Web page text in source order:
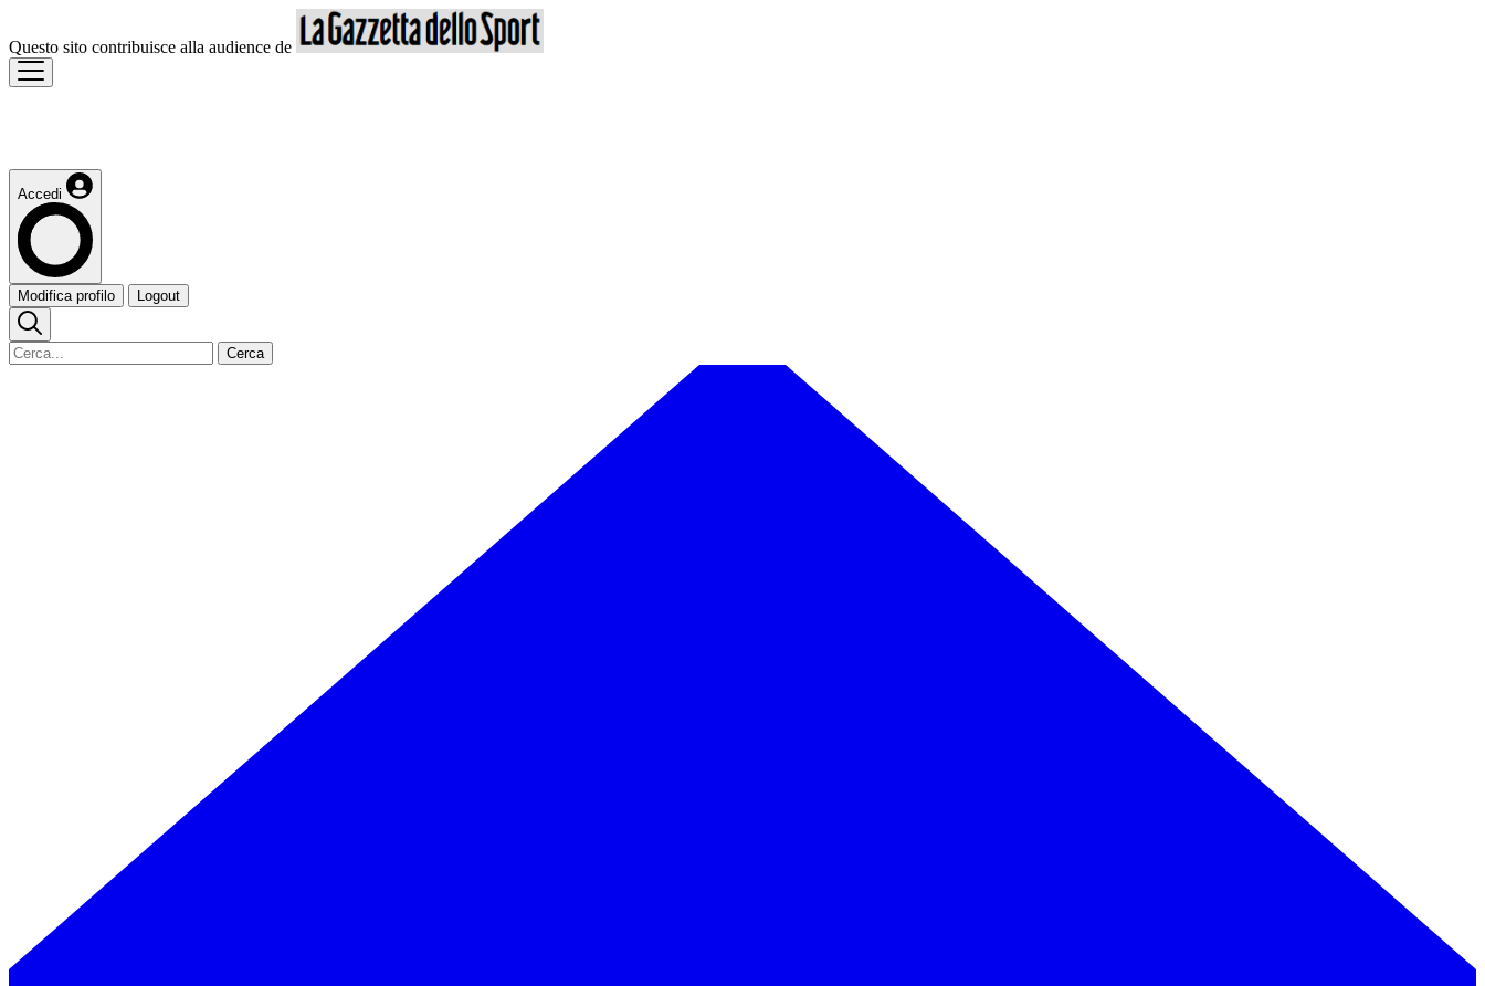
Questo sito contribuisce alla audience de
Accedi
Modifica profilo Logout
Cerca